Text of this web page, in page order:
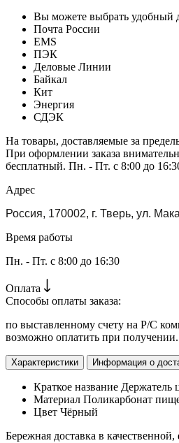
Вы можете выбрать удобный
Почта России
EMS
ПЭК
Деловые Линии
Байкал
Кит
Энергия
СДЭК
На товары, доставляемые за
При оформлении заказа
бесплатный. Пн. - Пт. с 8:00 до
Адрес
Россия, 170002, г. Тверь, ул.
Время работы
Пн. - Пт. с 8:00 до 16:30
Оплата
Способы оплаты заказа:
по выставленному счету на Р/С
возможно оплатить при получении.
Характеристики Информация о
Краткое название Держатель
Материал Поликарбонат
Цвет Чёрный
Бережная доставка в